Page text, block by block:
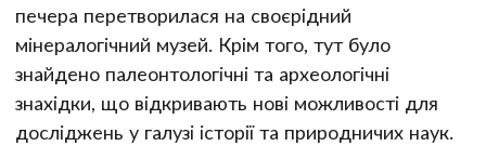
печера перетворилася на своєрідний
мінералогічний музей. Крім того, тут було
знайдено палеонтологічні та археологічні
знахідки, що відкривають нові можливості для
досліджень у галузі історії та природничих наук.